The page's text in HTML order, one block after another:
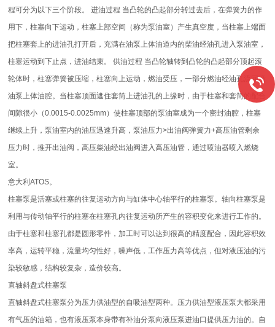
程可分为以下三个阶段。 进油过程 当凸轮的凸起部分转过去后，在弹簧力的作
用下，柱塞向下运动，柱塞上部空间（称为泵油室）产生真空度，当柱塞上端面
把柱塞套上的进油孔打开后，充满在油泵上体油道内的柴油经油孔进入泵油室，
柱塞运动到下止点，进油结束。 供油过程 当凸轮轴转到凸轮的凸起部分顶起滚
轮体时，柱塞弹簧被压缩，柱塞向上运动，燃油受压，一部分燃油经油孔流回喷
油泵上体油腔。当柱塞顶面遮住套筒上进油孔的上缘时，由于柱塞和套筒的配合
间隙很小（0.0015-0.0025mm）使柱塞顶部的泵油室成为一个密封油腔，柱塞
继续上升，泵油室内的油压迅速升高，泵油压力>出油阀弹簧力+高压油管剩余
压力时，推开出油阀，高压柴油经出油阀进入高压油管，通过喷油器喷入燃烧
室。
意大利ATOS。
柱塞泵是活塞或柱塞的往复运动方向与缸体中心轴平行的柱塞泵。轴向柱塞泵是
利用与传动轴平行的柱塞在柱塞孔内往复运动所产生的容积变化来进行工作的。
由于柱塞和柱塞孔都是圆形零件，加工时可以达到很高的精度配合，因此容积效
率高，运转平稳，流量均匀性好，噪声低，工作压力高等优点，但对液压油的污
染较敏感，结构较复杂，造价较高。
直轴斜盘式柱塞泵
直轴斜盘式柱塞泵分为压力供油型的自吸油型两种。压力供油型液压泵大都采用
有气压的油箱，也有液压泵本身带有补油分泵向液压泵进油口提供压力油的。自